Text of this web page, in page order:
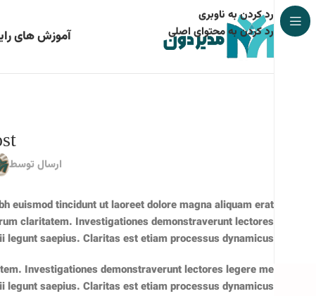
رد کردن به ناوبری
رد کردن به محتوای اصلی
آموزش های
ارسال توسط
euismod tincidunt ut laoreet dolore magna aliquam erat
claritatem. Investigationes demonstraverunt lectores
legunt saepius. Claritas est etiam processus dynamicus
Investigationes demonstraverunt lectores legere me
legunt saepius. Claritas est etiam processus dynamicus